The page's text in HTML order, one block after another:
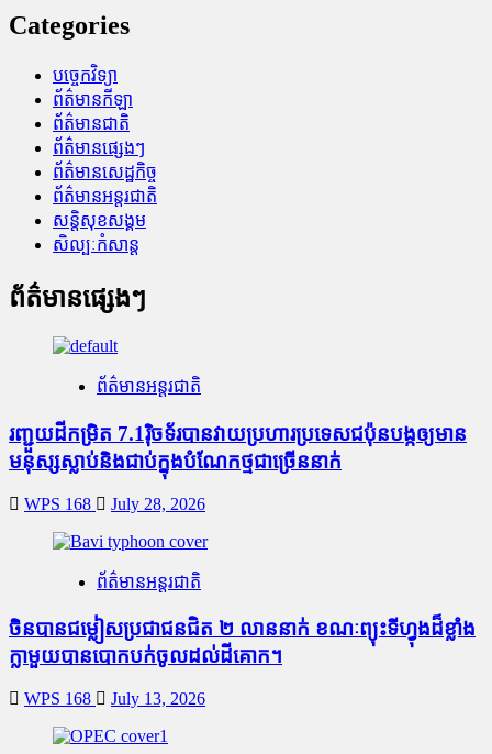
Categories
បច្ចេកវិទ្យា
ព័ត៌មានកីឡា
ព័ត៌មានជាតិ
ព័ត៌មានផ្សេងៗ
ព័ត៌មានសេដ្ឋកិច្ច
ព័ត៌មានអន្តរជាតិ
សន្តិសុខសង្គម
សិល្បៈកំសាន្ត
ព័ត៌មានផ្សេងៗ
ព័ត៌មានអន្តរជាតិ
រញ្ជួយដីកម្រិត​ 7.1រ៉ិចទ័របានវាយប្រហារប្រទេសជប៉ុនបង្កឲ្យមាន
មនុស្សស្លាប់​និង​ជាប់ក្នុងបំណែកថ្មជាច្រើននាក់
WPS 168 July 28, 2026
ព័ត៌មានអន្តរជាតិ
ចិនបានជម្លៀសប្រជាជនជិត ២ លាននាក់ ខណៈព្យុះទីហ្វុងដ៏ខ្លាំង
ក្លាមួយបានបោកបក់ចូលដល់ដីគោក។
WPS 168 July 13, 2026